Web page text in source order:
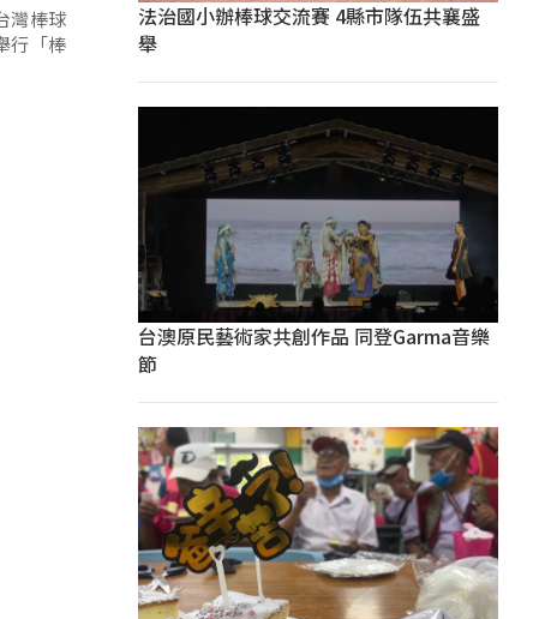
灣棒球
行「棒
法治國小辦棒球交流賽 4縣市隊伍共襄盛
舉
台澳原民藝術家共創作品 同登Garma音樂
節